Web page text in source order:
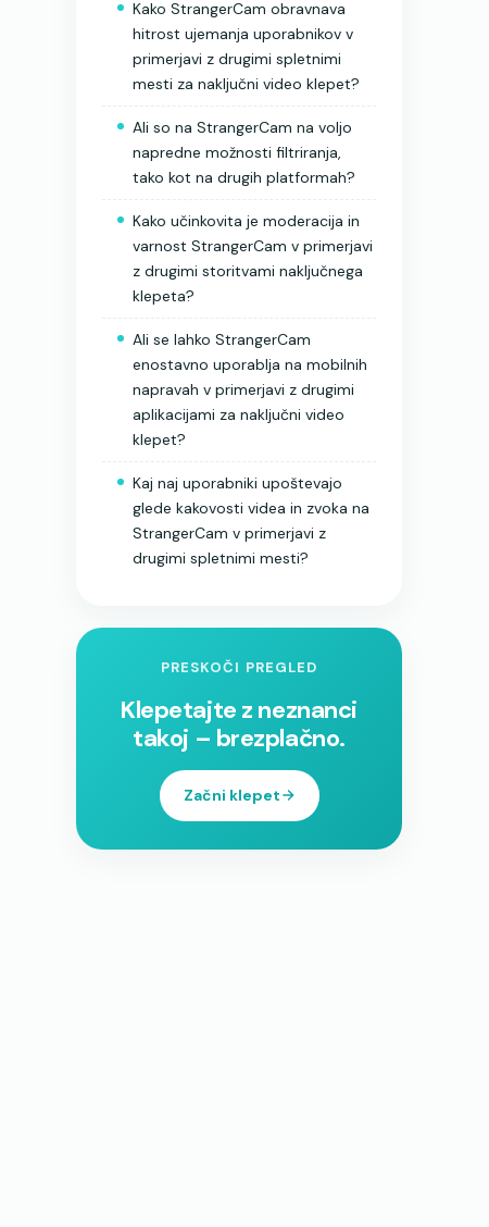
Kako StrangerCam obravnava
hitrost ujemanja uporabnikov v
primerjavi z drugimi spletnimi
mesti za naključni video klepet?
Ali so na StrangerCam na voljo
napredne možnosti filtriranja,
tako kot na drugih platformah?
Kako učinkovita je moderacija in
varnost StrangerCam v primerjavi
z drugimi storitvami naključnega
klepeta?
Ali se lahko StrangerCam
enostavno uporablja na mobilnih
napravah v primerjavi z drugimi
aplikacijami za naključni video
klepet?
Kaj naj uporabniki upoštevajo
glede kakovosti videa in zvoka na
StrangerCam v primerjavi z
drugimi spletnimi mesti?
PRESKOČI PREGLED
Klepetajte z neznanci
takoj – brezplačno.
Začni klepet